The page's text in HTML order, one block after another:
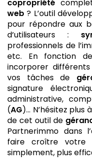
copropriété
web ? L’outil
pour répondre aux
d’utilisateurs :
professionnels de
etc. En fonction
incorporer
vos tâches de
signature
administrative,
(AG)… N’hésitez
de cet outil de
Partnerimmo dans
faire croître votre
simplement, plus